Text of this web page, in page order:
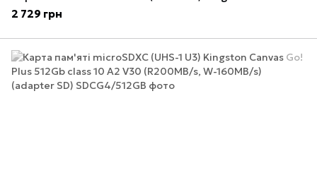
2 729 грн